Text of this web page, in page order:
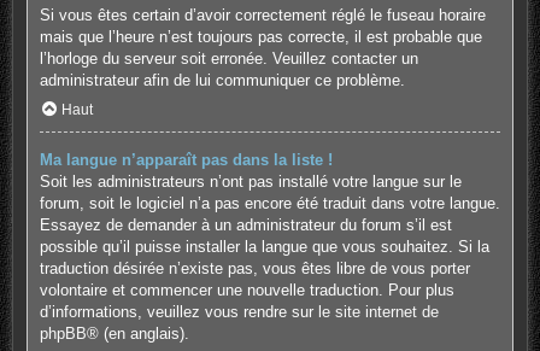
Si vous êtes certain d’avoir correctement réglé le fuseau horaire
mais que l’heure n’est toujours pas correcte, il est probable que
l’horloge du serveur soit erronée. Veuillez contacter un
administrateur afin de lui communiquer ce problème.
Haut
Ma langue n’apparaît pas dans la liste !
Soit les administrateurs n’ont pas installé votre langue sur le
forum, soit le logiciel n’a pas encore été traduit dans votre langue.
Essayez de demander à un administrateur du forum s’il est
possible qu’il puisse installer la langue que vous souhaitez. Si la
traduction désirée n’existe pas, vous êtes libre de vous porter
volontaire et commencer une nouvelle traduction. Pour plus
d’informations, veuillez vous rendre sur le site internet de
phpBB® (en anglais).